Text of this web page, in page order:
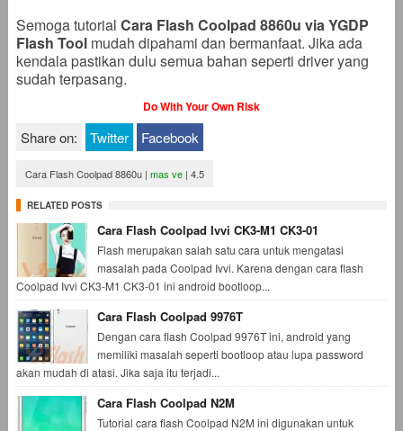
Semoga tutorial Cara Flash Coolpad 8860u via YGDP
Flash Toolmudah dipahami dan bermanfaat. Jika ada
kendala pastikan dulu semua bahan seperti driver yang
sudah terpasang.
Do With Your Own Risk
Share on: Twitter Facebook
Cara Flash Coolpad 8860u| mas ve | 4.5
RELATED POSTS
Cara Flash Coolpad Ivvi CK3-M1 CK3-01
Flash merupakan salah satu cara untuk mengatasi
masalah pada Coolpad Ivvi. Karena dengan cara flash
Coolpad Ivvi CK3-M1 CK3-01 ini android bootloop...
Cara Flash Coolpad 9976T
Dengan cara flash Coolpad 9976T ini, android yang
memiliki masalah seperti bootloop atau lupa password
akan mudah di atasi. Jika saja itu terjadi...
Cara Flash Coolpad N2M
Tutorial cara flash Coolpad N2M ini digunakan untuk